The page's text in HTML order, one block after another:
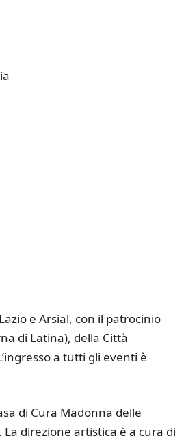
e Arsial, con il patrocinio
di Latina), della Città
a tutti gli eventi è
di Cura Madonna delle
La direzione artistica è a cura di